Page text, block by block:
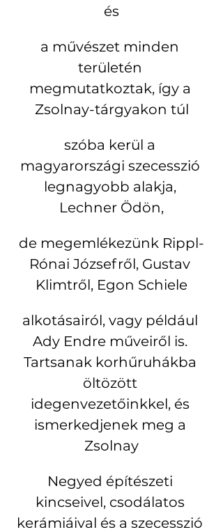
és
a művészet minden
területén
megmutatkoztak, így a
Zsolnay-tárgyakon túl
szóba kerül a
magyarországi szecesszió
legnagyobb alakja,
Lechner Ödön,
de megemlékezünk Rippl-
Rónai Józsefről, Gustav
Klimtről, Egon Schiele
alkotásairól, vagy például
Ady Endre műveiről is.
Tartsanak korhűruhákba
öltözött
idegenvezetőinkkel, és
ismerkedjenek meg a
Zsolnay
Negyed építészeti
kincseivel, csodálatos
kerámiáival és a szecesszió